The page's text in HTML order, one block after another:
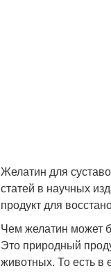
Желатин для
статей в научных
продукт для
Чем желатин может
Это природный
животных. То есть в